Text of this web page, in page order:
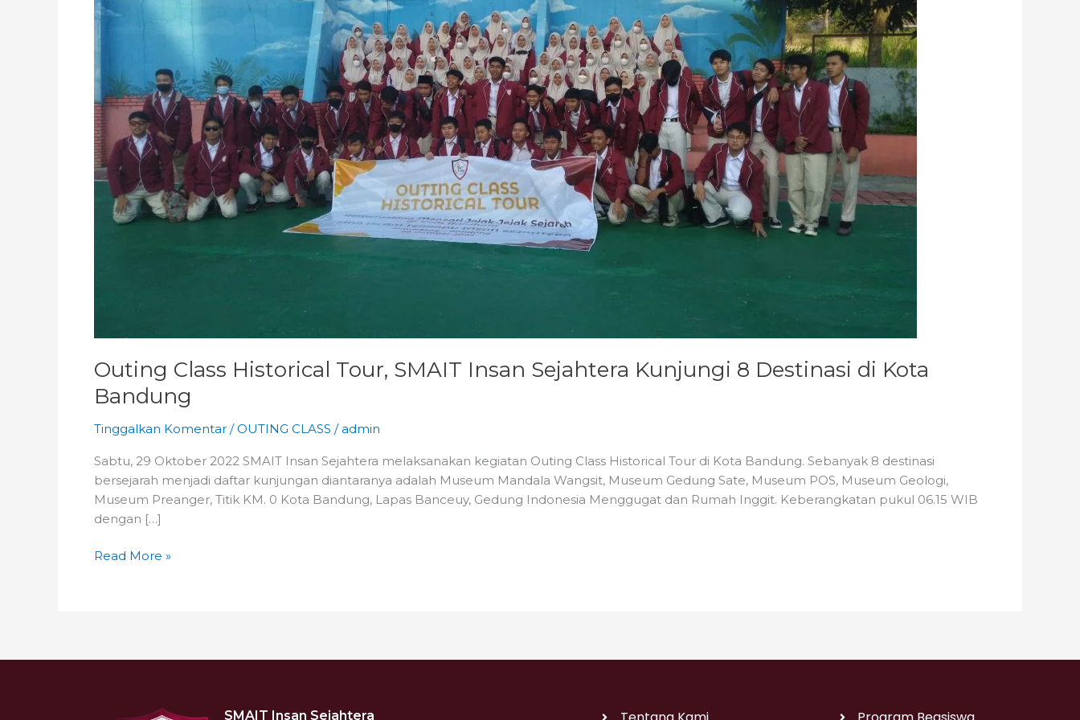
Outing Class Historical Tour, SMAIT Insan Sejahtera Kunjungi 8 Destinasi di Kota
Bandung
Tinggalkan Komentar /OUTING CLASS /admin
Sabtu, 29 Oktober 2022 SMAIT Insan Sejahtera melaksanakan kegiatan Outing Class Historical Tour di Kota Bandung. Sebanyak 8 destinasi
bersejarah menjadi daftar kunjungan diantaranya adalah Museum Mandala Wangsit, Museum Gedung Sate, Museum POS, Museum Geologi,
Museum Preanger, Titik KM. 0 Kota Bandung, Lapas Banceuy, Gedung Indonesia Menggugat dan Rumah Inggit. Keberangkatan pukul 06.15 WIB
dengan […]
Kunjungi
8
di
Kota
Bandung
Read More »
SMAIT Insan Sejahtera